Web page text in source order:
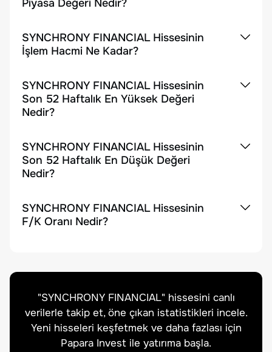
Piyasa Değeri Nedir?
SYNCHRONY FINANCIAL Hissesinin
İşlem Hacmi Ne Kadar?
SYNCHRONY FINANCIAL Hissesinin
Son 52 Haftalık En Yüksek Değeri
Nedir?
SYNCHRONY FINANCIAL Hissesinin
Son 52 Haftalık En Düşük Değeri
Nedir?
SYNCHRONY FINANCIAL Hissesinin
F/K Oranı Nedir?
"SYNCHRONY FINANCIAL" hissesini canlı
verilerle takip et, öne çıkan istatistikleri incele.
Yeni hisseleri keşfetmek ve daha fazlası için
Papara Invest ile yatırıma başla.